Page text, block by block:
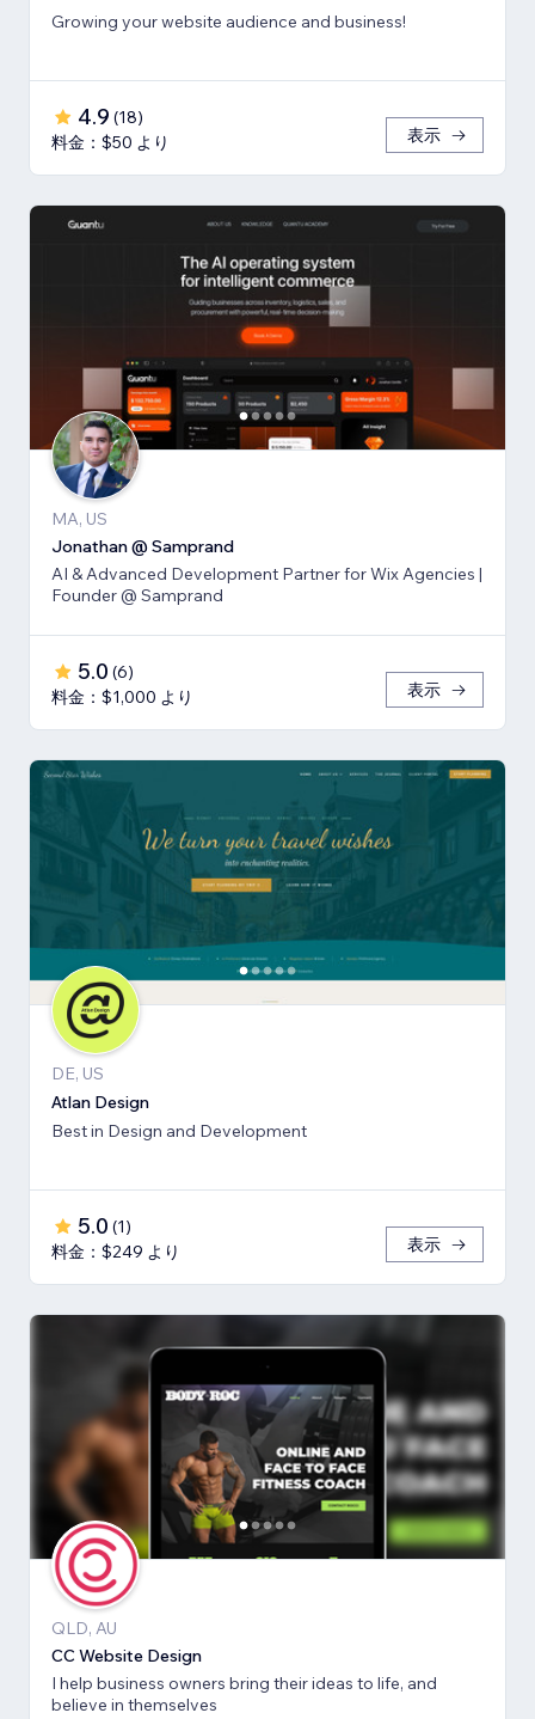
Growing your website audience and business!
4.9 (18)
料金：$50 より
表示
MA, US
Jonathan @ Samprand
AI & Advanced Development Partner for Wix Agencies |
Founder @ Samprand
5.0 (6)
料金：$1,000 より
表示
DE, US
Atlan Design
Best in Design and Development
5.0 (1)
料金：$249 より
表示
QLD, AU
CC Website Design
I help business owners bring their ideas to life, and
believe in themselves